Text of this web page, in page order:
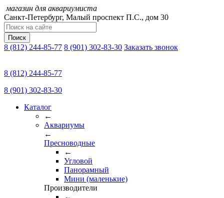
магазин для аквариумиста
Санкт-Петербург, Малый проспект П.C., дом 30
Поиск
8 (812) 244-85-77 8 (901) 302-83-30 Заказать звонок
8 (812) 244-85-77
8 (901) 302-83-30
Каталог
←
Аквариумы
←
Пресноводные
←
Угловой
Панорамный
Мини (маленькие)
Производители